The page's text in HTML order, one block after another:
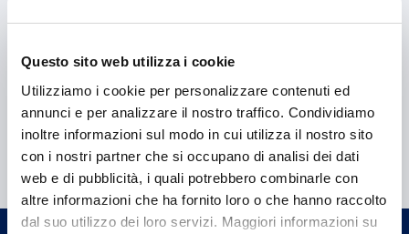
Questo sito web utilizza i cookie
Utilizziamo i cookie per personalizzare contenuti ed
annunci e per analizzare il nostro traffico. Condividiamo
inoltre informazioni sul modo in cui utilizza il nostro sito
con i nostri partner che si occupano di analisi dei dati
web e di pubblicità, i quali potrebbero combinarle con
altre informazioni che ha fornito loro o che hanno raccolto
dal suo utilizzo dei loro servizi. Maggiori informazioni su
Hai bisogno di
informazioni?
Trova l'Agenzia più vicina a te e parla con
un nostro Agente.